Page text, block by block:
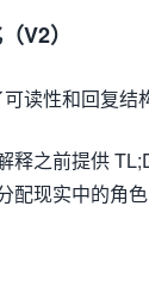
V2）
读性和回复结
释之前提供
配现实中的角